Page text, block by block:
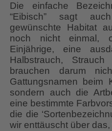
Die einfache
“Eibisch” sagt
gewünschte Habitat
noch nicht einmal,
Einjährige, eine
Halbstrauch,
brauchen darum
Gattungsnamen beim
sondern auch die
eine bestimmte
die die
wir enttäuscht über